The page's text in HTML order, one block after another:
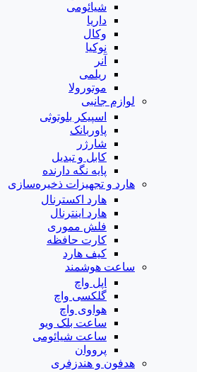
شیائومی
داریا
وکال
نوکیا
آنر
ریلمی
موتورولا
لوازم جانبی
اسپیکر بلوتوثی
پاوربانک
شارژر
کابل و تبدیل
پایه نگه دارنده
هارد و تجهیزات ذخیره‌سازی
هارد اکسترنال
هارد اینترنال
فلش مموری
کارت حافظه
کیف هارد
ساعت هوشمند
اپل واچ
گلکسی واچ
هواوی واچ
ساعت بلک ویو
ساعت شیائومی
پرووان
هدفون و هندزفری